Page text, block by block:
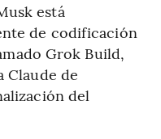
está
de codificación
Grok Build,
Claude de
del